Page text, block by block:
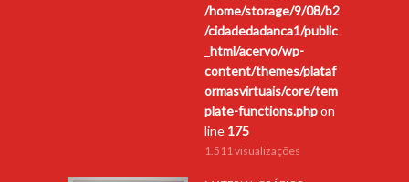
/home/storage/9/08/b2
/cidadedadanca1/public
_html/acervo/wp-
content/themes/plataf
ormasvirtuais/core/tem
plate-functions.phpon
line 175
1.511 visualizações